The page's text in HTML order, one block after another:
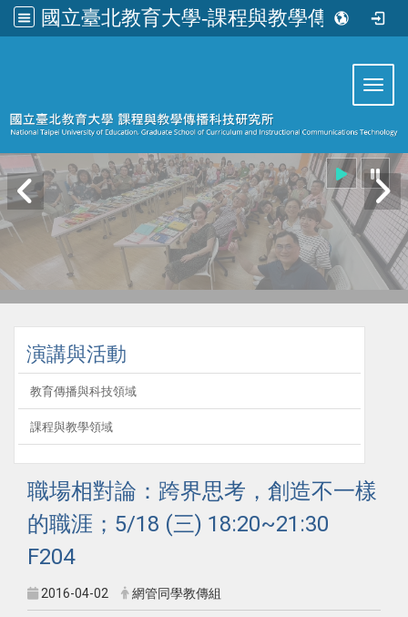
國立臺北教育大學-課程與教學傳播科技研究所
演講與活動
教育傳播與科技領域
課程與教學領域
職場相對論：跨界思考，創造不一樣
的職涯；5/18 (三) 18:20~21:30
F204
2016-04-02 網管同學教傳組